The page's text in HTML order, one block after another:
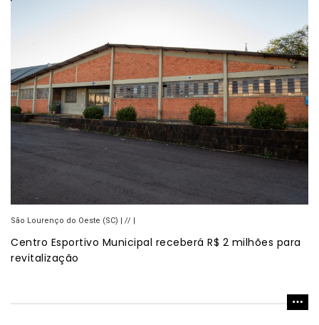
São Lourenço do Oeste (SC) | // |
Centro Esportivo Municipal receberá R$ 2 milhões para
revitalização